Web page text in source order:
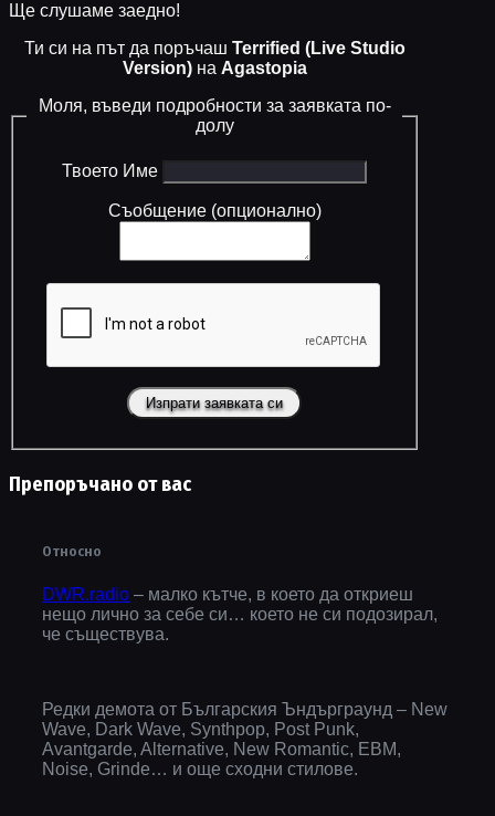
Ще слушаме заедно!
Ти си на път да поръчаш Terrified (Live Studio
Version)на Agastopia
Моля, въведи подробности за заявката по-
долу
Твоето Име
Съобщение (опционално)
Препоръчано от вас
Относно
DWR.radio – малко кътче, в което да откриеш
нещо лично за себе си… което не си подозирал,
че съществува.
Редки демота от Българския Ъндърграунд – New
Wave, Dark Wave, Synthpop, Post Punk,
Avantgarde, Alternative, New Romantic, EBM,
Noise, Grinde… и още сходни стилове.